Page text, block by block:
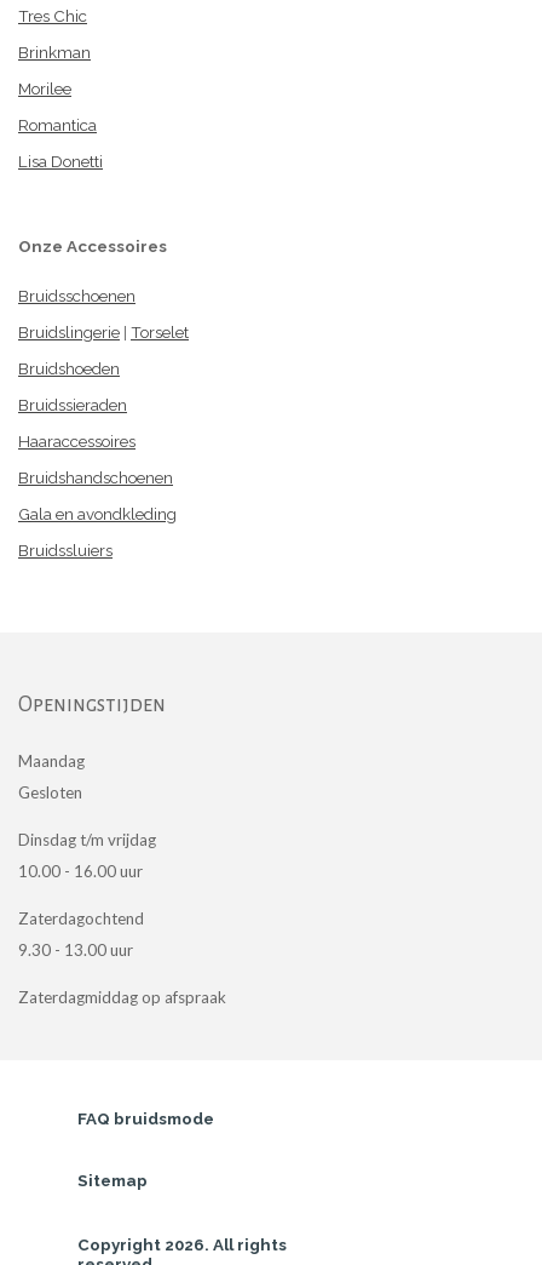
Tres Chic
Brinkman
Morilee
Romantica
Lisa Donetti
Onze Accessoires
Bruidsschoenen
Bruidslingerie | Torselet
Bruidshoeden
Bruidssieraden
Haaraccessoires
Bruidshandschoenen
Gala en avondkleding
Bruidssluiers
Openingstijden
Maandag
Gesloten
Dinsdag t/m vrijdag
10.00 - 16.00 uur
Zaterdagochtend
9.30 - 13.00 uur
Zaterdagmiddag op afspraak
FAQ bruidsmode
Sitemap
Copyright 2026. All rights